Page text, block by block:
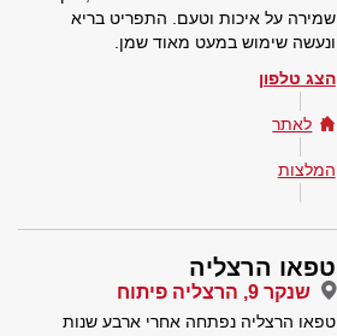
שמירה על איכות וטעם. התפריט בריא
ונעשה שימוש במעט מאוד שמן.
הצג טלפון
לאתר
המלצות
טפאו הרצליה
שנקר 9, הרצליה פיתוח
טפאו הרצליה נפתחה אחרי ארבע שנות